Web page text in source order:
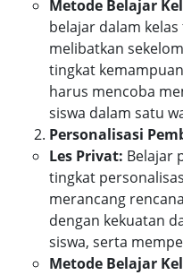
Metode Belajar
belajar dalam
melibatkan
tingkat
harus mencoba
siswa dalam satu
Personalisasi
Les Privat: Belajar
tingkat
merancang
dengan kekuatan
siswa, serta
Metode Belajar